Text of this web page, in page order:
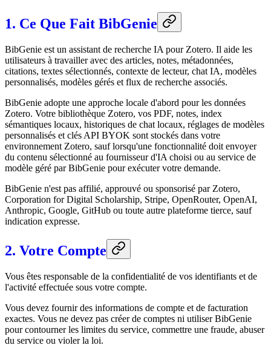
1. Ce Que Fait BibGenie
BibGenie est un assistant de recherche IA pour Zotero. Il aide les
utilisateurs à travailler avec des articles, notes, métadonnées,
citations, textes sélectionnés, contexte de lecteur, chat IA, modèles
personnalisés, modèles gérés et flux de recherche associés.
BibGenie adopte une approche locale d'abord pour les données
Zotero. Votre bibliothèque Zotero, vos PDF, notes, index
sémantiques locaux, historiques de chat locaux, réglages de modèles
personnalisés et clés API BYOK sont stockés dans votre
environnement Zotero, sauf lorsqu'une fonctionnalité doit envoyer
du contenu sélectionné au fournisseur d'IA choisi ou au service de
modèle géré par BibGenie pour exécuter votre demande.
BibGenie n'est pas affilié, approuvé ou sponsorisé par Zotero,
Corporation for Digital Scholarship, Stripe, OpenRouter, OpenAI,
Anthropic, Google, GitHub ou toute autre plateforme tierce, sauf
indication expresse.
2. Votre Compte
Vous êtes responsable de la confidentialité de vos identifiants et de
l'activité effectuée sous votre compte.
Vous devez fournir des informations de compte et de facturation
exactes. Vous ne devez pas créer de comptes ni utiliser BibGenie
pour contourner les limites du service, commettre une fraude, abuser
du service ou violer la loi.